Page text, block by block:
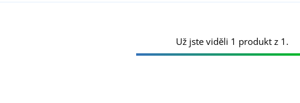
Už jste viděli 1 produkt z 1.